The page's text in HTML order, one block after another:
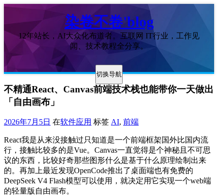
染卷不卷'blog
12年站长，AI大众化布道者。互联网 IT行业，工作见
闻、技术教程全分享。
切换导航
不精通React、Canvas前端技术栈也能带你一天做出
「自由画布」
2026年7月5日 在软件应用 标签 AI, 前端
React我是从来没接触过只知道是一个前端框架国外比国内流
行，接触比较多的是Vue。Canvas一直觉得是个神秘且不可思
议的东西，比较好奇那些图形什么是基于什么原理绘制出来
的。再加上最近发现OpenCode推出了桌面端也有免费的
DeepSeek V4 Flash模型可以使用，就决定用它实现一个web端
的轻量版自由画布。